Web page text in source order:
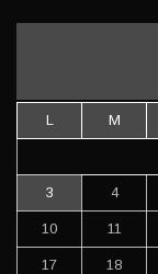
L M
3 4
10 11
17 18